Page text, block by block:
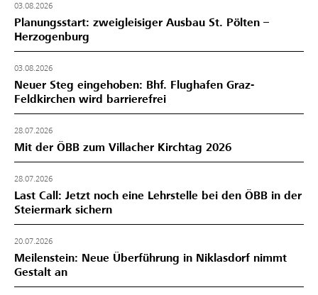
03.08.2026
Planungsstart: zweigleisiger Ausbau St. Pölten –
Herzogenburg
03.08.2026
Neuer Steg eingehoben: Bhf. Flughafen Graz-
Feldkirchen wird barrierefrei
28.07.2026
Mit der ÖBB zum Villacher Kirchtag 2026
28.07.2026
Last Call: Jetzt noch eine Lehrstelle bei den ÖBB in der
Steiermark sichern
20.07.2026
Meilenstein: Neue Überführung in Niklasdorf nimmt
Gestalt an